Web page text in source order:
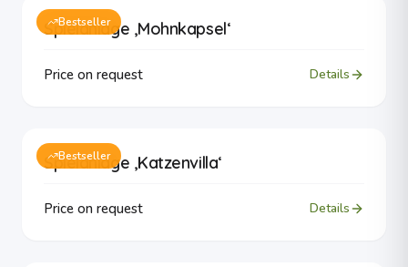
Bestseller
Spielanlage ‚Mohnkapsel‘
Price on request Details
Bestseller
Spielanlage ‚Katzenvilla‘
Price on request Details